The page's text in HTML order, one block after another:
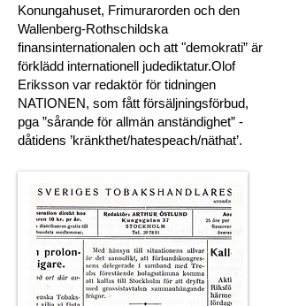
Konungahuset, Frimurarorden och den
Wallenberg-Rothschildska
finansinternationalen och att "demokrati” är
förklädd internationell judediktatur.Olof
Eriksson var redaktör för tidningen
NATIONEN, som fått försäljningsförbud,
pga ”sårande för allmän anständighet” -
dåtidens ’kränkthet/hatespeach/näthat’.